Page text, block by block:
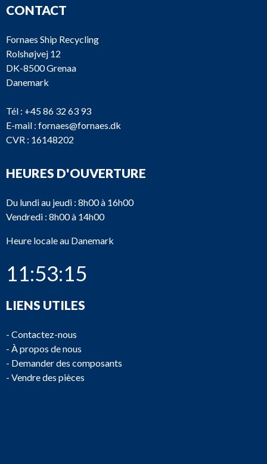
CONTACT
Fornaes Ship Recycling
Rolshøjvej 12
DK-8500 Grenaa
Danemark
Tél : +45 86 32 63 93
E-mail : fornaes@fornaes.dk
CVR : 16148202
HEURES D'OUVERTURE
Du lundi au jeudi : 8h00 à 16h00
Vendredi : 8h00 à 14h00
Heure locale au Danemark
11:53:15
LIENS UTILES
- Contactez-nous
- À propos de nous
- Demander des composants
- Vendre des pièces